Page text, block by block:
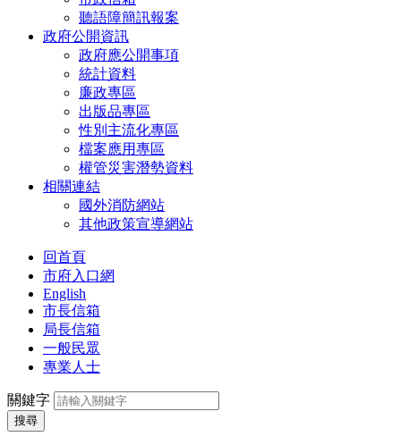
聽語障簡訊報案
政府公開資訊
政府應公開事項
統計資料
廉政專區
出版品專區
性別主流化專區
檔案應用專區
權管災害潛勢資料
相關連結
國外消防網站
其他政策宣導網站
回首頁
市府入口網
English
市長信箱
局長信箱
一般民眾
專業人士
關鍵字
搜尋